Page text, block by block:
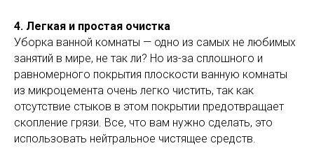
4. Легкая и простая очистка
Уборка ванной комнаты — одно из самых не любимых
занятий в мире, не так ли? Но из-за сплошного и
равномерного покрытия плоскости ванную комнаты
из микроцемента очень легко чистить, так как
отсутствие стыков в этом покрытии предотвращает
скопление грязи. Все, что вам нужно сделать, это
использовать нейтральное чистящее средств.